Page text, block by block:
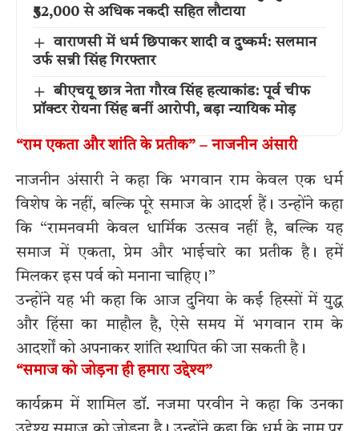
₹52,000 से अधिक नकदी सहित लौटाया
वाराणसी में धर्म छिपाकर शादी व दुष्कर्म: सलमान
उर्फ सन्नी सिंह गिरफ्तार
बीएचयू छात्र नेता गौरव सिंह हत्याकांड: पूर्व चीफ
प्रॉक्टर रोयना सिंह बनीं आरोपी, बड़ा न्यायिक मोड़
“राम एकता और शांति के प्रतीक” – नाजनीन अंसारी
नाजनीन अंसारी ने कहा कि भगवान राम केवल एक धर्म
विशेष के नहीं, बल्कि पूरे समाज के आदर्श हैं। उन्होंने कहा
कि “रामनवमी केवल धार्मिक उत्सव नहीं है, बल्कि यह
समाज में एकता, प्रेम और भाईचारे का प्रतीक है। हमें
मिलकर इस पर्व को मनाना चाहिए।”
उन्होंने यह भी कहा कि आज दुनिया के कई हिस्सों में युद्ध
और हिंसा का माहौल है, ऐसे समय में भगवान राम के
आदर्शों को अपनाकर शांति स्थापित की जा सकती है।
“समाज को जोड़ना ही हमारा उद्देश्य”
कार्यक्रम में शामिल डॉ. नजमा परवीन ने कहा कि उनका